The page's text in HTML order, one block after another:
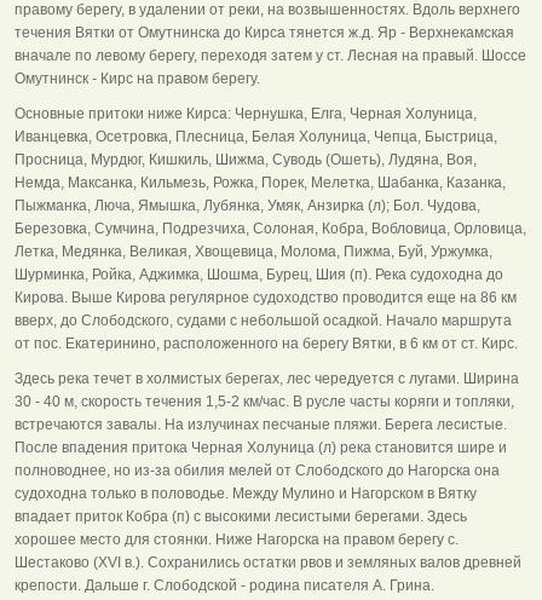
правому берегу, в удалении от реки, на возвышенностях. Вдоль верхнего
течения Вятки от Омутнинска до Кирса тянется ж.д. Яр - Верхнекамская
вначале по левому берегу, переходя затем у ст. Лесная на правый. Шоссе
Омутнинск - Кирс на правом берегу.
Основные притоки ниже Кирса: Чернушка, Елга, Черная Холуница,
Иванцевка, Осетровка, Плесница, Белая Холуница, Чепца, Быстрица,
Просница, Мурдюг, Кишкиль, Шижма, Суводь (Ошеть), Лудяна, Воя,
Немда, Максанка, Кильмезь, Рожка, Порек, Мелетка, Шабанка, Казанка,
Пыжманка, Люча, Ямышка, Лубянка, Умяк, Анзирка (л); Бол. Чудова,
Березовка, Сумчина, Подрезчиха, Солоная, Кобра, Вобловица, Орловица,
Летка, Медянка, Великая, Хвощевица, Молома, Пижма, Буй, Уржумка,
Шурминка, Ройка, Аджимка, Шошма, Бурец, Шия (п). Река судоходна до
Кирова. Выше Кирова регулярное судоходство проводится еще на 86 км
вверх, до Слободского, судами с небольшой осадкой. Начало маршрута
от пос. Екатеринино, расположенного на берегу Вятки, в 6 км от ст. Кирс.
Здесь река течет в холмистых берегах, лес чередуется с лугами. Ширина
30 - 40 м, скорость течения 1,5-2 км/час. В русле часты коряги и топляки,
встречаются завалы. На излучинах песчаные пляжи. Берега лесистые.
После впадения притока Черная Холуница (л) река становится шире и
полноводнее, но из-за обилия мелей от Слободского до Нагорска она
судоходна только в половодье. Между Мулино и Нагорском в Вятку
впадает приток Кобра (п) с высокими лесистыми берегами. Здесь
хорошее место для стоянки. Ниже Нагорска на правом берегу с.
Шестаково (XVI в.). Сохранились остатки рвов и земляных валов древней
крепости. Дальше г. Слободской - родина писателя А. Грина.